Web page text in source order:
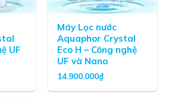
liệu lọc cao cấp và cho hiệu quả xử
sử dụng trong tất cả các tất cả các
của Aquaphor, model Topaz nhỏ
lọc nước RO Aquaphor Morion, máy
UF
Máy Lọc nước
Aquaphor Crystal
Eco H – Công nghệ
UF và Nano
14.900.000₫